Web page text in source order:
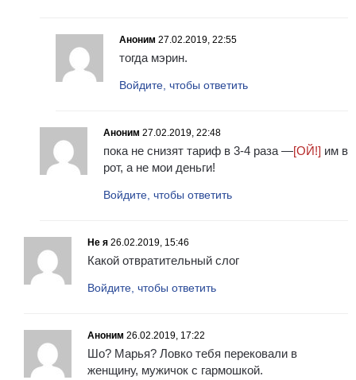
Аноним 27.02.2019, 22:55
тогда мэрин.
Войдите, чтобы ответить
Аноним 27.02.2019, 22:48
пока не снизят тариф в 3-4 раза —[ОЙ!] им в
рот, а не мои деньги!
Войдите, чтобы ответить
Не я 26.02.2019, 15:46
Какой отвратительный слог
Войдите, чтобы ответить
Аноним 26.02.2019, 17:22
Шо? Марья? Ловко тебя перековали в
женщину, мужичок с гармошкой.